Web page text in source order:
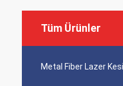
Tüm Ürünler
Metal Fiber Lazer